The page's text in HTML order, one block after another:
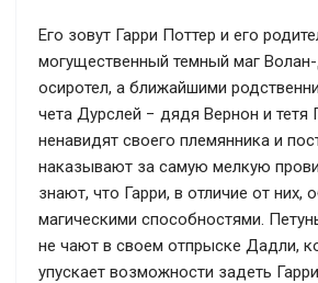
Его зовут Гарри Поттер и его
могущественный темный маг
осиротел, а ближайшими
чета Дурслей − дядя Вернон и тетя
ненавидят своего племянника и
наказывают за самую мелкую
знают, что Гарри, в отличие от них,
магическими способностями.
не чают в своем отпрыске Дадли,
упускает возможности задеть